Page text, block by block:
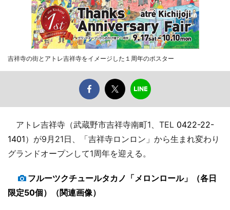
吉祥寺の街とアトレ吉祥寺をイメージした１周年のポスター
アトレ吉祥寺（武蔵野市吉祥寺南町1、TEL 0422-22-
1401）が9月21日、「吉祥寺ロンロン」から生まれ変わり
グランドオープンして1周年を迎える。
フルーツクチュールタカノ「メロンロール」（各日
限定50個）（関連画像）